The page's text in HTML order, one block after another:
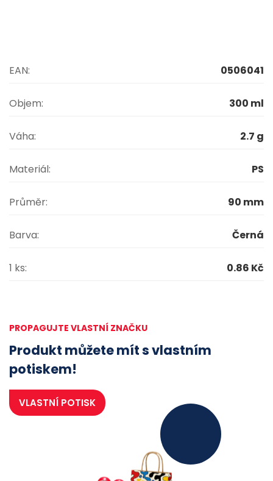
EAN: 0506041
Objem: 300 ml
Váha: 2.7 g
Materiál: PS
Průměr: 90 mm
Barva: Černá
1 ks: 0.86 Kč
PROPAGUJTE VLASTNÍ ZNAČKU
Produkt můžete mít s vlastním
potiskem!
VLASTNÍ POTISK